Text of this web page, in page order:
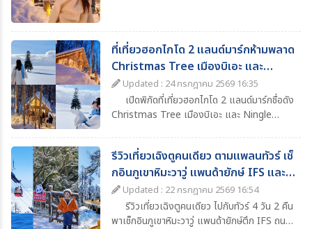
ที่เที่ยวฮอกไกโด 2 แลนด์มาร์กห้ามพลาด
Christmas Tree เมืองบิเอะ และ
Ningle Terrace เมืองฟุราโนะ
Updated : 24 กรกฎาคม 2569 16:35
เปิดพิกัดที่เที่ยวฮอกไกโด 2 แลนด์มาร์กชื่อดัง
Christmas Tree เมืองบิเอะ และ Ningle
รีวิวเที่ยวเฉิงตูคนเดียว ตามแพลนทัวร์ เช็
กอินภูเขาหิมะวาวู่ แพนด้ายักษ์ IFS และ
แลนด์มาร์กห้ามพลาด
Updated : 22 กรกฎาคม 2569 16:54
รีวิวเที่ยวเฉิงตูคนเดียว ไปกับทัวร์ 4 วัน 2 คืน
พาเช็กอินภูเขาหิมะวาวู่ แพนด้ายักษ์ตึก IFS ถนน